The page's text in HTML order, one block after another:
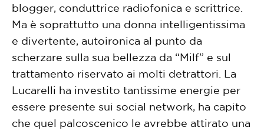
blogger, conduttrice radiofonica e scrittrice.
Ma è soprattutto una donna intelligentissima
e divertente, autoironica al punto da
scherzare sulla sua bellezza da “Milf” e sul
trattamento riservato ai molti detrattori. La
Lucarelli ha investito tantissime energie per
essere presente sui social network, ha capito
che quel palcoscenico le avrebbe attirato una